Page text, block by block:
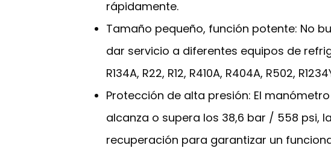
rápidamente.
Tamaño pequeño, función potente: No
dar servicio a diferentes equipos de
R134A, R22, R12, R410A, R404A, R502,
Protección de alta presión: El
alcanza o supera los 38,6 bar / 558 psi,
recuperación para garantizar un